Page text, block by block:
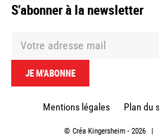
S'abonner à la newsletter
Mentions légales Plan du
© Créa Kingersheim - 2026